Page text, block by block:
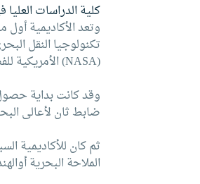
كلية الدراسات العليا
(NASA) الأمريكية للفضاء شهادة الجودة.
وقد كانت بداية
ضابط ثان لأعالى
ثم كان للأكاديمية
الملاحة البحرية